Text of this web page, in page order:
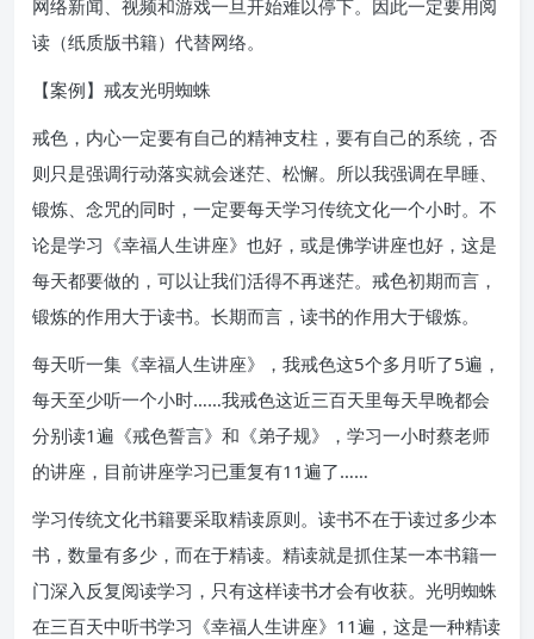
网络新闻、视频和游戏一旦开始难以停下。因此一定要用阅
读（纸质版书籍）代替网络。
【案例】戒友光明蜘蛛
戒色，内心一定要有自己的精神支柱，要有自己的系统，否
则只是强调行动落实就会迷茫、松懈。所以我强调在早睡、
锻炼、念咒的同时，一定要每天学习传统文化一个小时。不
论是学习《幸福人生讲座》也好，或是佛学讲座也好，这是
每天都要做的，可以让我们活得不再迷茫。戒色初期而言，
锻炼的作用大于读书。长期而言，读书的作用大于锻炼。
每天听一集《幸福人生讲座》，我戒色这5个多月听了5遍，
每天至少听一个小时……我戒色这近三百天里每天早晚都会
分别读1遍《戒色誓言》和《弟子规》，学习一小时蔡老师
的讲座，目前讲座学习已重复有11遍了……
学习传统文化书籍要采取精读原则。读书不在于读过多少本
书，数量有多少，而在于精读。精读就是抓住某一本书籍一
门深入反复阅读学习，只有这样读书才会有收获。光明蜘蛛
在三百天中听书学习《幸福人生讲座》11遍，这是一种精读